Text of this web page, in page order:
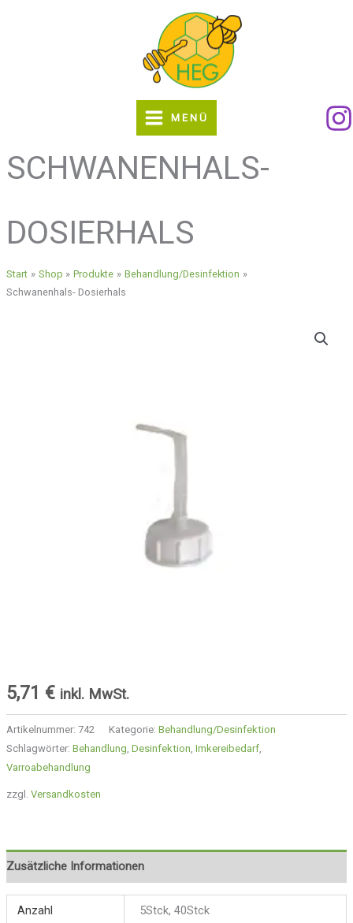
MENÜ
SCHWANENHALS-
DOSIERHALS
Start Shop Produkte
Behandlung/Desinfektion
Schwanenhals- Dosierhals
5,71 € inkl. MwSt.
Artikelnummer: 742 Kategorie: Behandlung/Desinfektion
Schlagwörter: Behandlung Desinfektion Imkereibedarf,
Varroabehandlung
zzgl. Versandkosten
Zusätzliche Informationen
Anzahl 5Stck, 40Stck